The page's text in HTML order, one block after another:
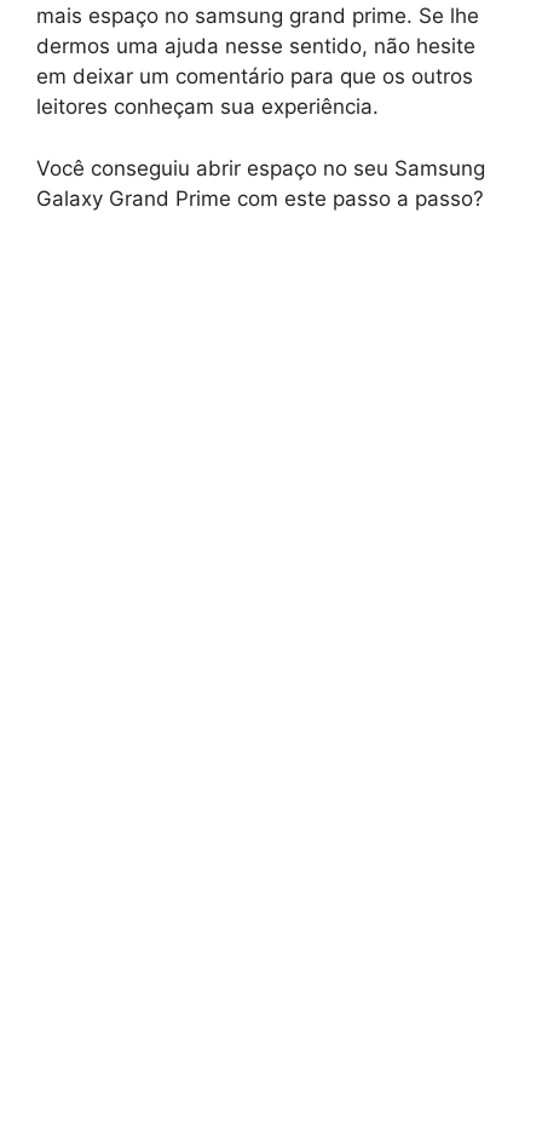
mais espaço no samsung grand prime. Se lhe
dermos uma ajuda nesse sentido, não hesite
em deixar um comentário para que os outros
leitores conheçam sua experiência.
Você conseguiu abrir espaço no seu Samsung
Galaxy Grand Prime com este passo a passo?